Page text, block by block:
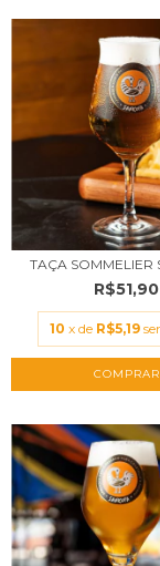
TAÇA SOMMELIER
R$51,90
10 x de R$5,19